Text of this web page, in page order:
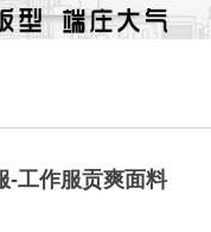
-工作服贡爽面料